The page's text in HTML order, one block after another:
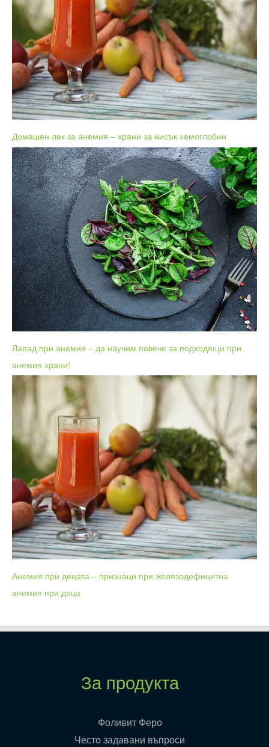
Домашен лек за анемия – храни за нисък хемоглобин
Лапад при анемия – да научим повече за подходящи при
анемия храни!
Анемия при децата – признаци при желязодефицитна
анемия при деца
За продукта
Фоливит Феро
Често задавани въпроси